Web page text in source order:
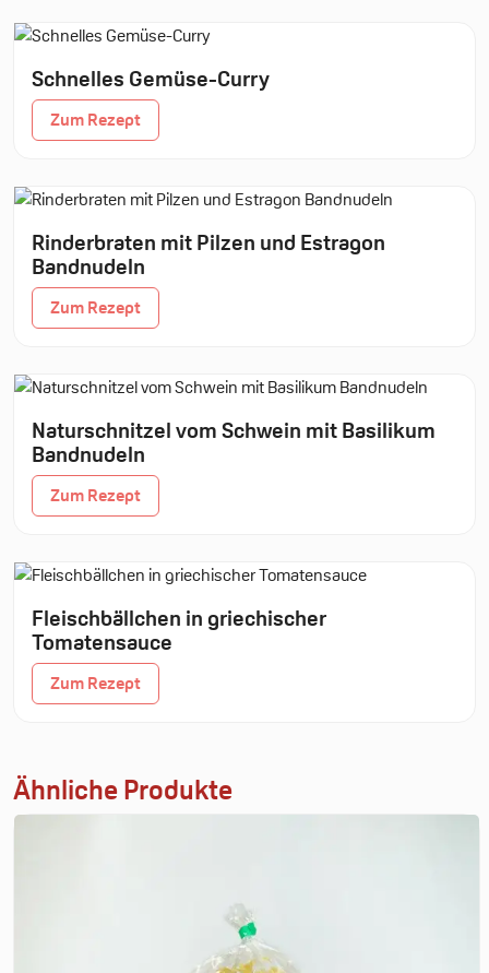
Schnelles Gemüse-Curry
Zum Rezept
Rinderbraten mit Pilzen und Estragon
Bandnudeln
Zum Rezept
Naturschnitzel vom Schwein mit Basilikum
Bandnudeln
Zum Rezept
Fleischbällchen in griechischer
Tomatensauce
Zum Rezept
Ähnliche Produkte